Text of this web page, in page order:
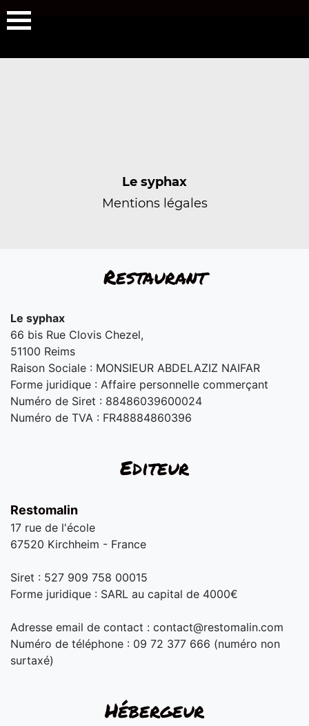
Le syphax
Mentions légales
Restaurant
Le syphax
66 bis Rue Clovis Chezel,
51100 Reims
Raison Sociale : MONSIEUR ABDELAZIZ NAIFAR
Forme juridique : Affaire personnelle commerçant
Numéro de Siret : 88486039600024
Numéro de TVA : FR48884860396
Editeur
Restomalin
17 rue de l'école
67520 Kirchheim - France
Siret : 527 909 758 00015
Forme juridique : SARL au capital de 4000€
Adresse email de contact : contact@restomalin.com
Numéro de téléphone : 09 72 377 666 (numéro non
surtaxé)
Hébergeur